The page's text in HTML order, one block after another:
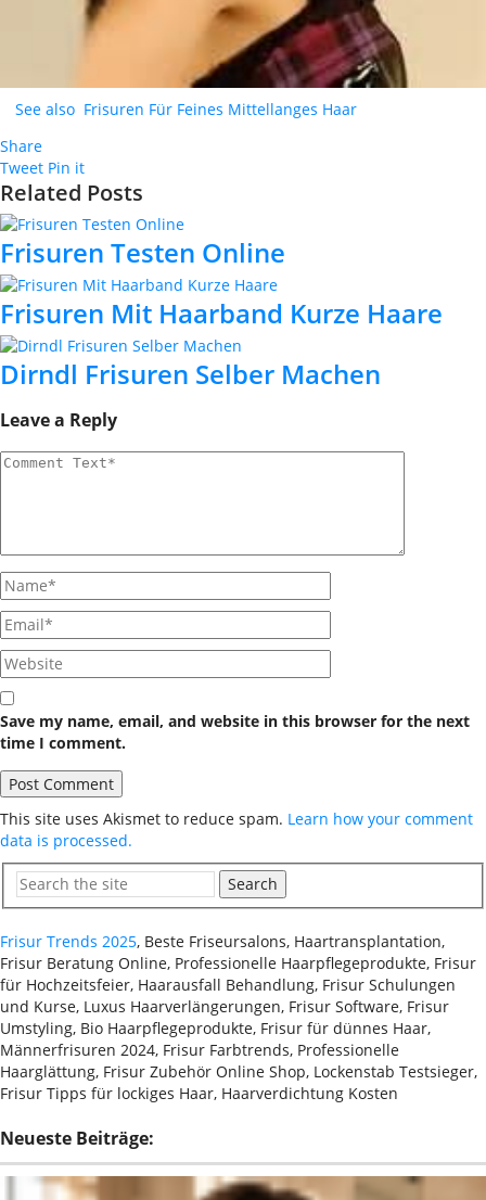
See also Frisuren Für Feines Mittellanges Haar
Share
Tweet Pin it
Related Posts
Frisuren Testen Online
Frisuren Mit Haarband Kurze Haare
Dirndl Frisuren Selber Machen
Leave a Reply
Save my name, email, and website in this browser for the next
time I comment.
This site uses Akismet to reduce spam. Learn how your comment
data is processed.
Search
Frisur Trends 2025, Beste Friseursalons, Haartransplantation,
Frisur Beratung Online, Professionelle Haarpflegeprodukte, Frisur
für Hochzeitsfeier, Haarausfall Behandlung, Frisur Schulungen
und Kurse, Luxus Haarverlängerungen, Frisur Software, Frisur
Umstyling, Bio Haarpflegeprodukte, Frisur für dünnes Haar,
Männerfrisuren 2024, Frisur Farbtrends, Professionelle
Haarglättung, Frisur Zubehör Online Shop, Lockenstab Testsieger,
Frisur Tipps für lockiges Haar, Haarverdichtung Kosten
Neueste Beiträge: